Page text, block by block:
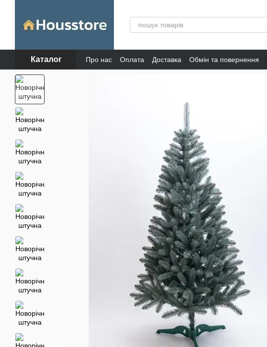
Каталог Про нас Оплата Доставка Обмін та повернення
Відгуки про магазин